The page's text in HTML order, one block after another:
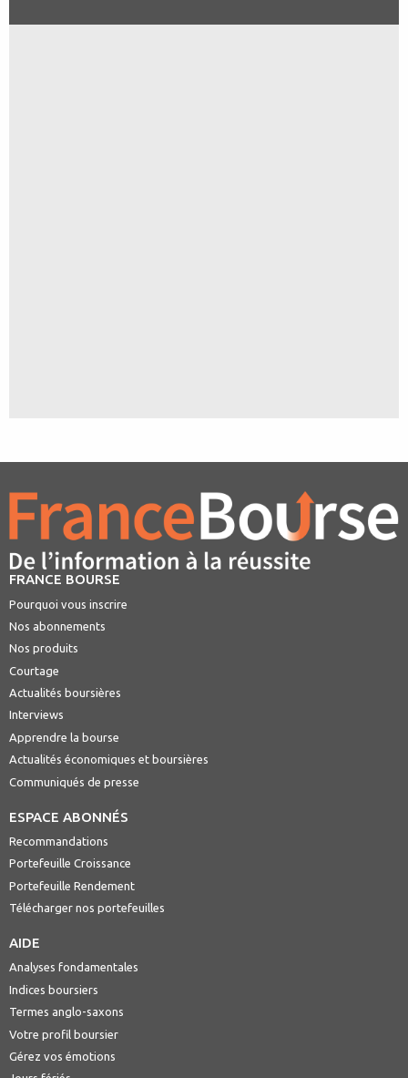
FRANCE BOURSE
Pourquoi vous inscrire
Nos abonnements
Nos produits
Courtage
Actualités boursières
Interviews
Apprendre la bourse
Actualités économiques et boursières
Communiqués de presse
ESPACE ABONNÉS
Recommandations
Portefeuille Croissance
Portefeuille Rendement
Télécharger nos portefeuilles
AIDE
Analyses fondamentales
Indices boursiers
Termes anglo-saxons
Votre profil boursier
Gérez vos émotions